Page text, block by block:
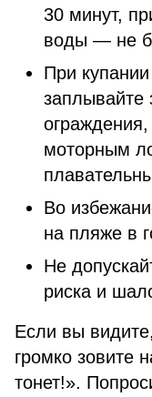
30 минут,
воды — не
При
заплывайте
моторным
Во
на пляже в
Не
риска и
Если вы
громко зовите
тонет!».